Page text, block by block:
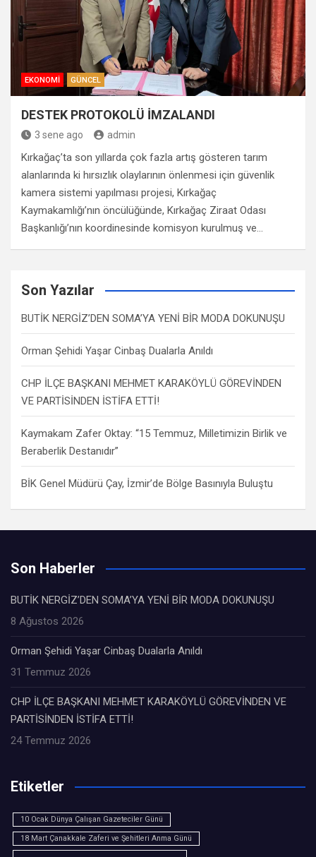
EKONOMI GÜNCEL
DESTEK PROTOKOLÜ İMZALANDI
3 sene ago admin
Kırkağaç’ta son yıllarda çok fazla artış gösteren tarım
alanlarında ki hırsızlık olaylarının önlenmesi için güvenlik
kamera sistemi yapılması projesi, Kırkağaç
Kaymakamlığı’nın öncülüğünde, Kırkağaç Ziraat Odası
Başkanlığı’nın koordinesinde komisyon kurulmuş ve…
Son Yazılar
BUTİK NERGİZ’DEN SOMA’YA YENİ BİR MODA DOKUNUŞU
Orman Şehidi Yaşar Cinbaş Dualarla Anıldı
CHP İLÇE BAŞKANI MEHMET KARAKÖYLÜ GÖREVİNDEN
VE PARTİSİNDEN İSTİFA ETTİ!
Kaymakam Zafer Oktay: “15 Temmuz, Milletimizin Birlik ve
Beraberlik Destanıdır”
BİK Genel Müdürü Çay, İzmir’de Bölge Basınıyla Buluştu
Son Haberler
BUTİK NERGİZ’DEN SOMA’YA YENİ BİR MODA DOKUNUŞU
8 Ağustos 2026
Orman Şehidi Yaşar Cinbaş Dualarla Anıldı
31 Temmuz 2026
CHP İLÇE BAŞKANI MEHMET KARAKÖYLÜ GÖREVİNDEN VE
PARTİSİNDEN İSTİFA ETTİ!
24 Temmuz 2026
Etiketler
10 Ocak Dünya Çalışan Gazeteciler Günü
18 Mart Çanakkale Zaferi ve Şehitleri Anma Günü